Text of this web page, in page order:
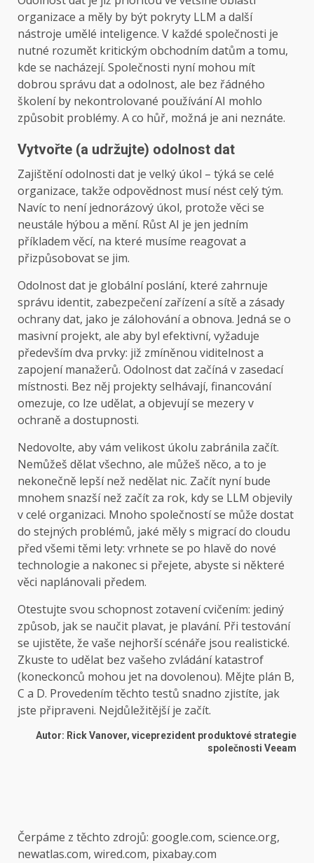
organizace a měly by být pokryty LLM a další
nástroje umělé inteligence. V každé společnosti je
nutné rozumět kritickým obchodním datům a tomu,
kde se nacházejí. Společnosti nyní mohou mít
dobrou správu dat a odolnost, ale bez řádného
školení by nekontrolované používání AI mohlo
způsobit problémy. A co hůř, možná je ani neznáte.
Vytvořte (a udržujte) odolnost dat
Zajištění odolnosti dat je velký úkol – týká se celé
organizace, takže odpovědnost musí nést celý tým.
Navíc to není jednorázový úkol, protože věci se
neustále hýbou a mění. Růst AI je jen jedním
příkladem věcí, na které musíme reagovat a
přizpůsobovat se jim.
Odolnost dat je globální poslání, které zahrnuje
správu identit, zabezpečení zařízení a sítě a zásady
ochrany dat, jako je zálohování a obnova. Jedná se o
masivní projekt, ale aby byl efektivní, vyžaduje
především dva prvky: již zmíněnou viditelnost a
zapojení manažerů. Odolnost dat začíná v zasedací
místnosti. Bez něj projekty selhávají, financování
omezuje, co lze udělat, a objevují se mezery v
ochraně a dostupnosti.
Nedovolte, aby vám velikost úkolu zabránila začít.
Nemůžeš dělat všechno, ale můžeš něco, a to je
nekonečně lepší než nedělat nic. Začít nyní bude
mnohem snazší než začít za rok, kdy se LLM objevily
v celé organizaci. Mnoho společností se může dostat
do stejných problémů, jaké měly s migrací do cloudu
před všemi těmi lety: vrhnete se po hlavě do nové
technologie a nakonec si přejete, abyste si některé
věci naplánovali předem.
Otestujte svou schopnost zotavení cvičením: jediný
způsob, jak se naučit plavat, je plavání. Při testování
se ujistěte, že vaše nejhorší scénáře jsou realistické.
Zkuste to udělat bez vašeho zvládání katastrof
(koneckonců mohou jet na dovolenou). Mějte plán B,
C a D. Provedením těchto testů snadno zjistíte, jak
jste připraveni. Nejdůležitější je začít.
Autor: Rick Vanover, viceprezident produktové strategie
společnosti Veeam
Čerpáme z těchto zdrojů: google.com, science.org,
newatlas.com, wired.com, pixabay.com